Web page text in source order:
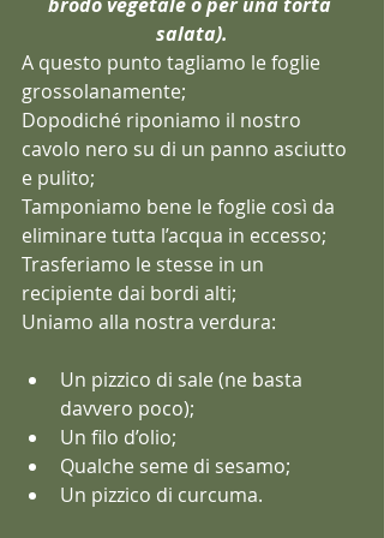
salata).
A questo punto tagliamo le foglie
grossolanamente;
Dopodiché riponiamo il nostro
cavolo nero su di un panno asciutto
e pulito;
Tamponiamo bene le foglie così da
eliminare tutta l’acqua in eccesso;
Trasferiamo le stesse in un
recipiente dai bordi alti;
Uniamo alla nostra verdura:
Un pizzico di sale (ne basta
davvero poco);
Un filo d’olio;
Qualche seme di sesamo;
Un pizzico di curcuma.